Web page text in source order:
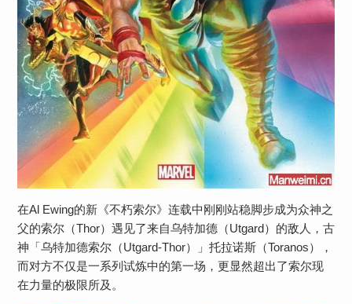
在Al Ewing的新《不朽索尔》连载中刚刚站稳脚步成为众神之
父的索尔（Thor）遇见了来自乌特加德（Utgard）的敌人，古
神「乌特加德索尔（Utgard-Thor）」托拉诺斯（Toranos），
而对方不仅是一系列试炼中的第一场，更显然超出了索尔现
在力量的极限所及。